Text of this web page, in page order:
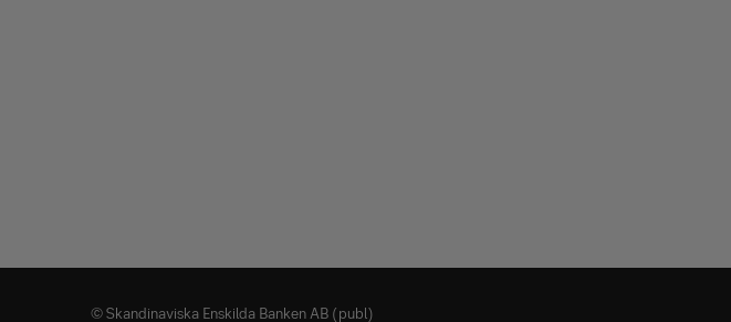
© Skandinaviska Enskilda Banken AB (publ)